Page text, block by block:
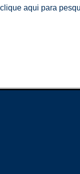
clique aqui para